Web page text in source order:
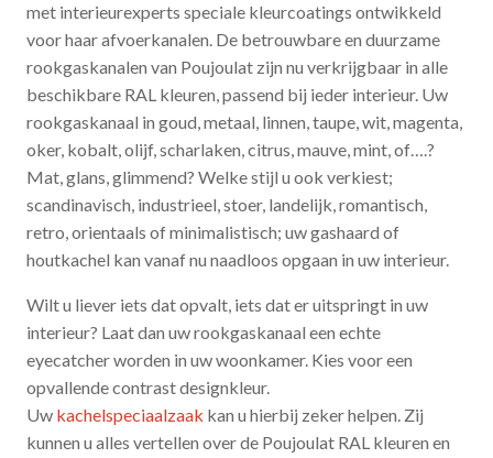
met interieurexperts speciale kleurcoatings ontwikkeld
voor haar afvoerkanalen. De betrouwbare en duurzame
rookgaskanalen van Poujoulat zijn nu verkrijgbaar in alle
beschikbare RAL kleuren, passend bij ieder interieur. Uw
rookgaskanaal in goud, metaal, linnen, taupe, wit, magenta,
oker, kobalt, olijf, scharlaken, citrus, mauve, mint, of….?
Mat, glans, glimmend? Welke stijl u ook verkiest;
scandinavisch, industrieel, stoer, landelijk, romantisch,
retro, orientaals of minimalistisch; uw gashaard of
houtkachel kan vanaf nu naadloos opgaan in uw interieur.
Wilt u liever iets dat opvalt, iets dat er uitspringt in uw
interieur? Laat dan uw rookgaskanaal een echte
eyecatcher worden in uw woonkamer. Kies voor een
opvallende contrast designkleur.
Uw kachelspeciaalzaak kan u hierbij zeker helpen. Zij
kunnen u alles vertellen over de Poujoulat RAL kleuren en